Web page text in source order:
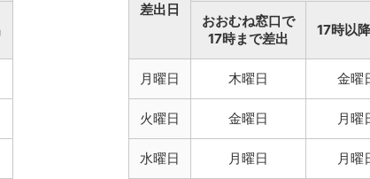
差出日
おおむね窓口で
17時まで差出
17時以
月曜日 木曜日 金曜
火曜日 金曜日 月曜
水曜日 月曜日 月曜